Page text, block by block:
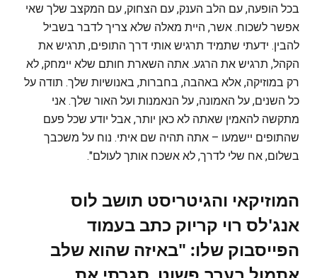
בכל הופעה, עם הלב הענק, עם הצחוק, עם המקצב שלך שאי
אפשר לשכוח. אשר, היית מאלה שלא צריך לדבר בשביל
להבין. ידעתי שתמיד תרגיש אותי דרך התופים, תרגיש את
הקהל, תרגיש את הרגע. אתה השארת חותם שלא יימחק, לא
רק במוזיקה, אלא באהבה, בחברות, באנושיות שלך. תודה על
כל השנים, על האמונה, על הנאמנות ועל האור שלך. אני
מתקשה להאמין שאתה לא כאן יותר, אבל יודע שכל פעם
שהתופים יישמעו – אתה תהיה שם איתי. נוח על משכבך
בשלום, אח שלי לדרך, לא אשכח אותך לעולם".
המוזיקאי והגיטריסט תושב לוס
אנג'לס רוי קריוק כתב בעמוד
הפייסבוק שלו: "באיזה שהוא שלב